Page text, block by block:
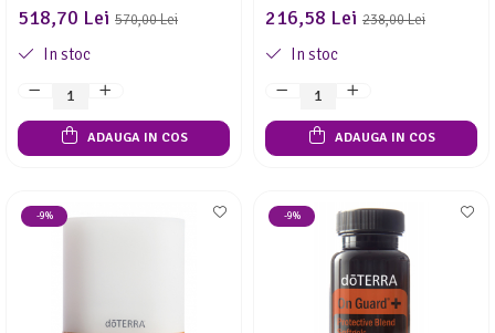
570,00 Lei
518,70 Lei
In stoc
ADAUGA IN COS
238,00 Lei
216,58 Lei
In stoc
ADAUGA IN COS
-9% -9%